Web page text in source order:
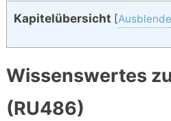
Kapitelübersicht [
Wissenswertes
(RU486)